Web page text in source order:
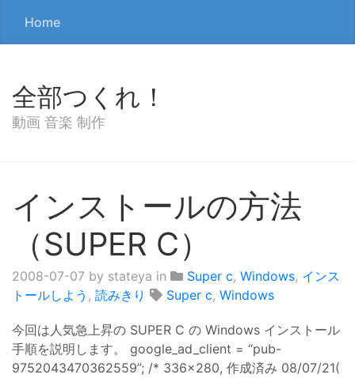
Home
全部つくれ！
動画 音楽 制作
インストールの方法
（SUPER C）
2008-07-07 by stateya in Super c, Windows, インス
トールしよう , 読みきり Super c, Windows
今回は人気急上昇の SUPER C の Windows インストール
手順を説明します。 google_ad_client = “pub-
9752043470362559”; /* 336x280, 作成済み 08/07/21(